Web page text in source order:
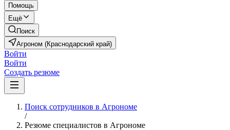
Помощь
Ещё
Поиск
Агроном (Краснодарский край)
Войти
Войти
Создать резюме
Поиск сотрудников в Агрономе
/
Резюме специалистов в Агрономе